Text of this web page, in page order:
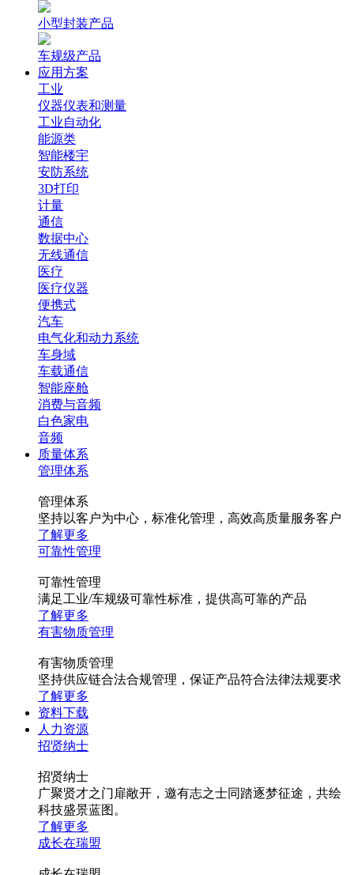
小型封装产品
车规级产品
应用方案
工业
仪器仪表和测量
工业自动化
能源类
智能楼宇
安防系统
3D打印
计量
通信
数据中心
无线通信
医疗
医疗仪器
便携式
汽车
电气化和动力系统
车身域
车载通信
智能座舱
消费与音频
白色家电
音频
质量体系
管理体系
管理体系
坚持以客户为中心，标准化管理，高效高质量服务客户
了解更多
可靠性管理
可靠性管理
满足工业/车规级可靠性标准，提供高可靠的产品
了解更多
有害物质管理
有害物质管理
坚持供应链合法合规管理，保证产品符合法律法规要求
了解更多
资料下载
人力资源
招贤纳士
招贤纳士
广聚贤才之门扉敞开，邀有志之士同踏逐梦征途，共绘
科技盛景蓝图。
了解更多
成长在瑞盟